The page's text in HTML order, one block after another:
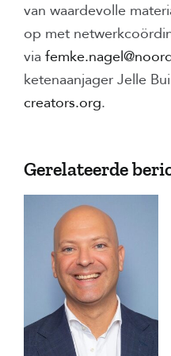
van waardevolle
op met
via
ketenaanjager Jelle
creators.org.
Gerelateerde